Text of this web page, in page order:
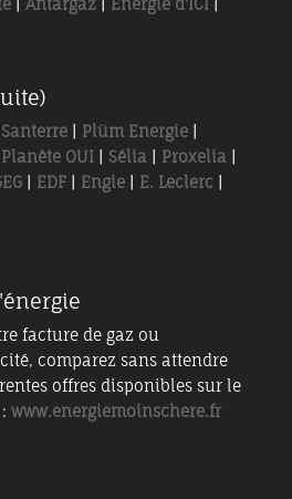
| Plüm Energie|
Planète OUI| Sélia Proxelia
| EDF| Engie| E. Leclerc|
facture de gaz ou
comparez sans attendre
offres disponibles sur le
www.energiemoinschere.fr